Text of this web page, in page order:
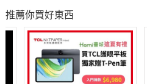
課，教你不當
王，「說」出
人生！
推薦你買好東西